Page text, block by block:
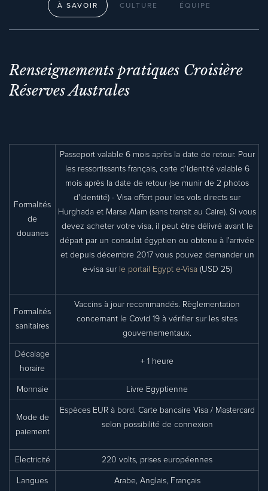
À SAVOIR CULTURE ÉQUIPE
Renseignements pratiques Croisière
Réserves Australes
Formalités
de
douanes
Passeport valable 6 mois après la date de retour. Pour
les ressortissants français, carte d'identité valable 6
mois après la date de retour (se munir de 2 photos
d'identité) - Visa offert pour les vols directs sur
Hurghada et Marsa Alam (sans transit au Caire). Si vous
devez acheter votre visa, il peut être délivré avant le
départ par un consulat égyptien ou obtenu à l'arrivée
et depuis décembre 2017 vous pouvez demander un
e-visa sur le portail Egypt e-Visa(USD 25)
Formalités
sanitaires
Vaccins à jour recommandés. Règlementation
concernant le Covid 19 à vérifier sur les sites
gouvernementaux.
Décalage
horaire
+ 1 heure
Monnaie Livre Egyptienne
Mode de
paiement
Espèces EUR à bord. Carte bancaire Visa / Mastercard
selon possibilité de connexion
Electricité 220 volts, prises européennes
Langues Arabe, Anglais, Français